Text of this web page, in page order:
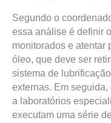
Segundo o
essa análise é definir
monitorados e atentar
óleo, que deve ser
sistema de
externas. Em
a laboratórios
executam uma série